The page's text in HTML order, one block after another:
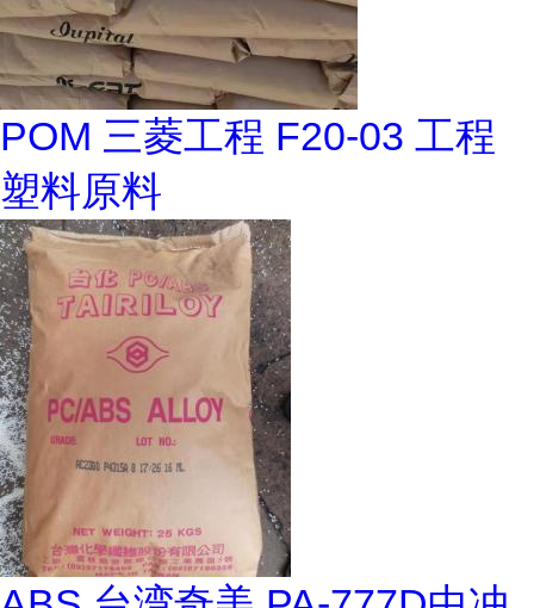
POM 三菱工程 F20-03 工程
塑料原料